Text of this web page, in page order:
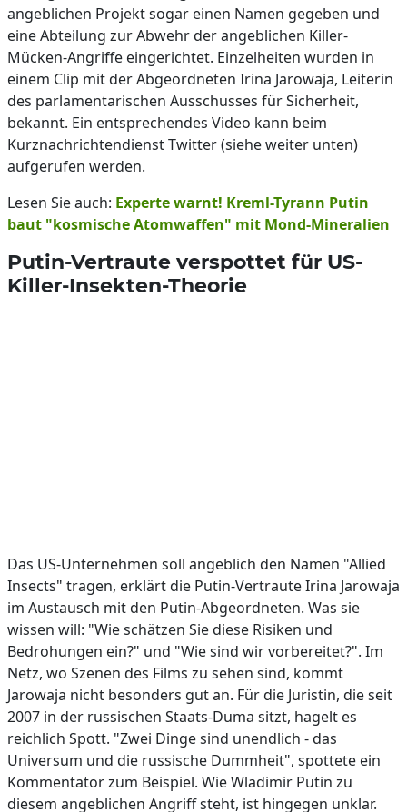
angeblichen Projekt sogar einen Namen gegeben und
eine Abteilung zur Abwehr der angeblichen Killer-
Mücken-Angriffe eingerichtet. Einzelheiten wurden in
einem Clip mit der Abgeordneten Irina Jarowaja, Leiterin
des parlamentarischen Ausschusses für Sicherheit,
bekannt. Ein entsprechendes Video kann beim
Kurznachrichtendienst Twitter (siehe weiter unten)
aufgerufen werden.
Lesen Sie auch: Experte warnt! Kreml-Tyrann Putin
baut "kosmische Atomwaffen" mit Mond-Mineralien
Putin-Vertraute verspottet für US-
Killer-Insekten-Theorie
Das US-Unternehmen soll angeblich den Namen "Allied
Insects" tragen, erklärt die Putin-Vertraute Irina Jarowaja
im Austausch mit den Putin-Abgeordneten. Was sie
wissen will: "Wie schätzen Sie diese Risiken und
Bedrohungen ein?" und "Wie sind wir vorbereitet?". Im
Netz, wo Szenen des Films zu sehen sind, kommt
Jarowaja nicht besonders gut an. Für die Juristin, die seit
2007 in der russischen Staats-Duma sitzt, hagelt es
reichlich Spott. "Zwei Dinge sind unendlich - das
Universum und die russische Dummheit", spottete ein
Kommentator zum Beispiel. Wie Wladimir Putin zu
diesem angeblichen Angriff steht, ist hingegen unklar.